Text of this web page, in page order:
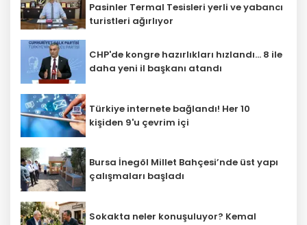
Pasinler Termal Tesisleri yerli ve yabancı
turistleri ağırlıyor
CHP'de kongre hazırlıkları hızlandı... 8 ile
daha yeni il başkanı atandı
Türkiye internete bağlandı! Her 10
kişiden 9'u çevrim içi
Bursa İnegöl Millet Bahçesi’nde üst yapı
çalışmaları başladı
Sokakta neler konuşuluyor? Kemal